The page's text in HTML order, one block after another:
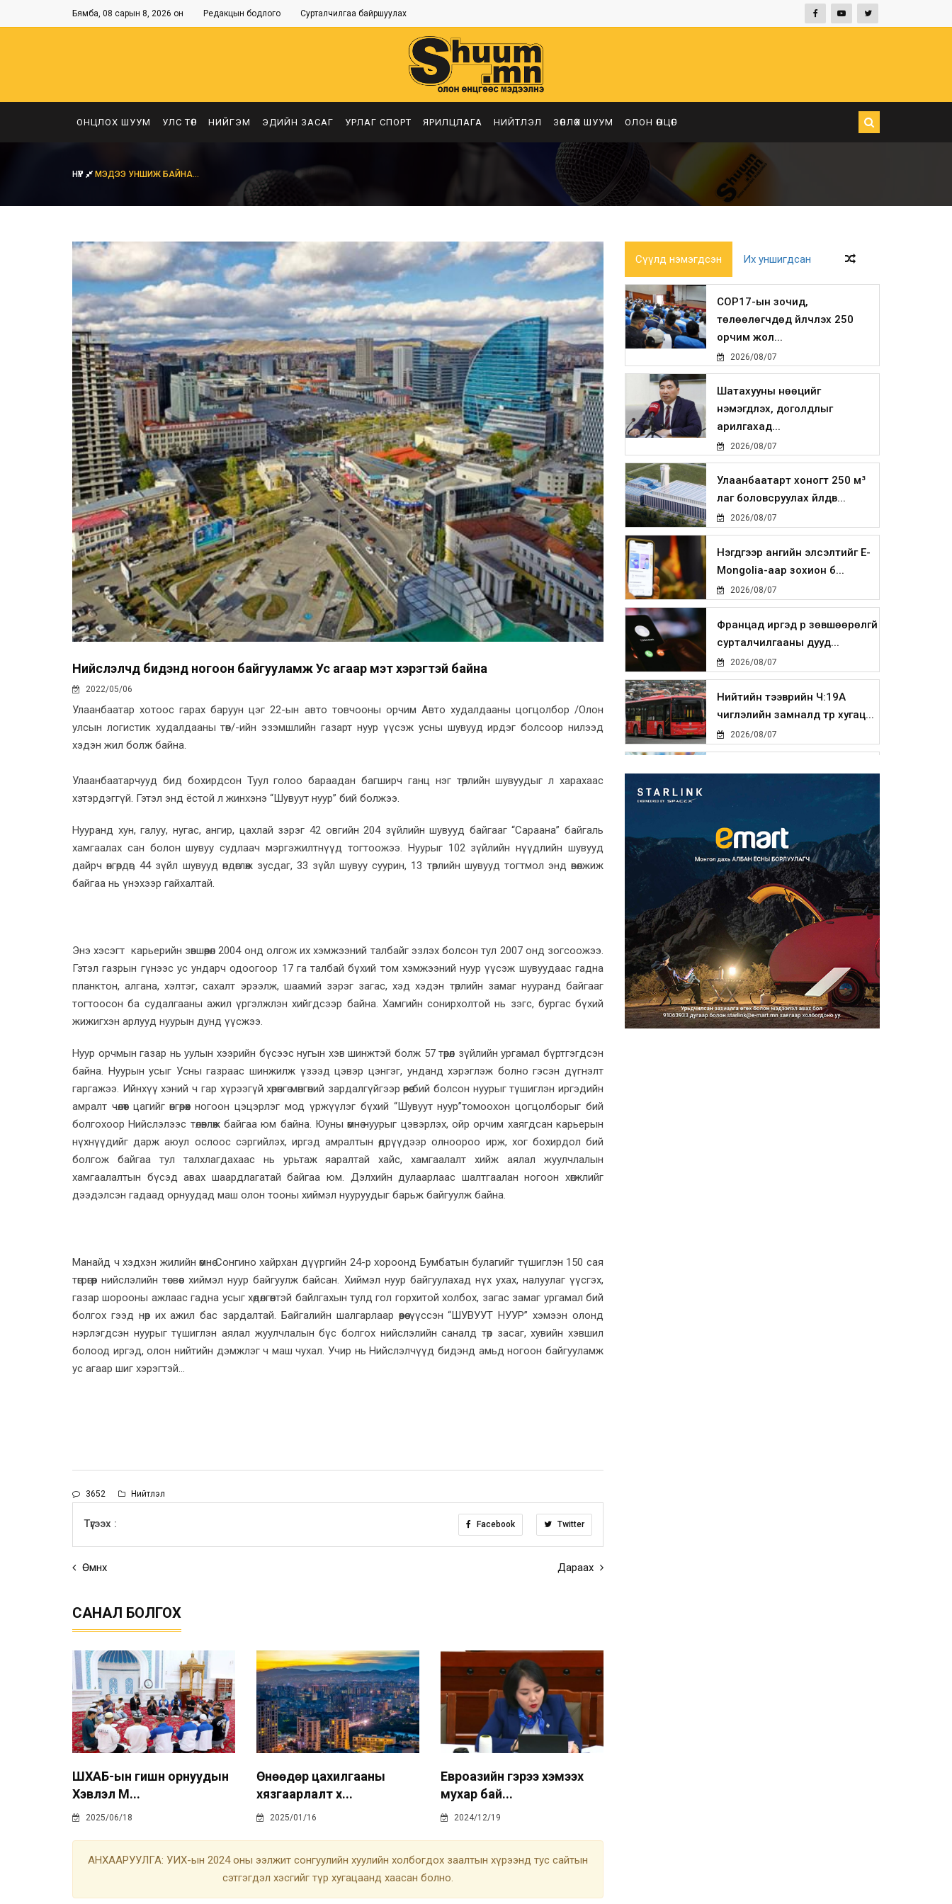
Бямба, 08 сарын 8, 2026 он Редакцын бодлого Сурталчилгаа байршуулах
ОНЦЛОХ ШУУМ УЛС ТӨР НИЙГЭМ ЭДИЙН ЗАСАГ УРЛАГ СПОРТ ЯРИЛЦЛАГА НИЙТЛЭЛ ЗӨВЛӨХ ШУУМ ОЛОН ӨНЦӨГ
НҮҮР МЭДЭЭ УНШИЖ БАЙНА...
Нийслэлчүүд бидэнд ногоон байгууламж Ус агаар мэт хэрэгтэй байна
2022/05/06
Улаанбаатар хотоос гарах баруун цэг 22-ын авто товчооны орчим Авто худалдааны цогцолбор /Олон
улсын логистик худалдааны төв/-ийн эзэмшлийн газарт нуур үүсэж усны шувууд ирдэг болсоор нилээд
хэдэн жил болж байна.
Улаанбаатарчууд бид бохирдсон Туул голоо бараадан багширч ганц нэг төрлийн шувуудыг л харахаас
хэтэрдэггүй. Гэтэл энд ёстой л жинхэнэ “Шувуут нуур” бий болжээ.
Нууранд хун, галуу, нугас, ангир, цахлай зэрэг 42 овгийн 204 зүйлийн шувууд байгааг “Сараана” байгаль
хамгаалах сан болон шувуу судлаач мэргэжилтнүүд тогтоожээ. Нуурыг 102 зүйлийн нүүдлийн шувууд
дайрч өнгөрдөг, 44 зүйл шувууд өндөглөж зусдаг, 33 зүйл шувуу суурин, 13 төрлийн шувууд тогтмол энд өвөлжиж
байгаа нь үнэхээр гайхалтай.
Энэ хэсэгт карьерийн зөвшөөрөл 2004 онд олгож их хэмжээний талбайг эзлэх болсон тул 2007 онд зогсоожээ.
Гэтэл газрын гүнээс ус ундарч одоогоор 17 га талбай бүхий том хэмжээний нуур үүсэж шувуудаас гадна
планктон, алгана, хэлтэг, сахалт эрээлж, шаамий зэрэг загас, хэд хэдэн төрлийн замаг нууранд байгааг
тогтоосон ба судалгааны ажил үргэлжлэн хийгдсээр байна. Хамгийн сонирхолтой нь зэгс, бургас бүхий
жижигхэн арлууд нуурын дунд үүсжээ.
Нуур орчмын газар нь уулын хээрийн бүсээс нугын хэв шинжтэй болж 57 төрөл зүйлийн ургамал бүртгэгдсэн
байна. Нуурын усыг Усны газраас шинжилж үзээд цэвэр цэнгэг, унданд хэрэглэж болно гэсэн дүгнэлт
гаргажээ. Ийнхүү хэний ч гар хүрээгүй хөрөнгө мөнгөний зардалгүйгээр өөрөө бий болсон нуурыг түшиглэн иргэдийн
амралт чөлөөт цагийг өнгөрөөх ногоон цэцэрлэг мод үржүүлэг бүхий “Шувуут нуур”томоохон цогцолборыг бий
болгохоор Нийслэлээс төлөвлөж байгаа юм байна. Юуны өмнө нуурыг цэвэрлэх, ойр орчим хаягдсан карьерын
нүхнүүдийг дарж аюул ослоос сэргийлэх, иргэд амралтын өдрүүдээр олноороо ирж, хог бохирдол бий
болгож байгаа тул талхлагдахаас нь урьтаж яаралтай хайс, хамгаалалт хийж аялал жуулчлалын
хамгаалалтын бүсэд авах шаардлагатай байгаа юм. Дэлхийн дулаарлаас шалтгаалан ногоон хөгжлийг
дээдэлсэн гадаад орнуудад маш олон тооны хиймэл нууруудыг барьж байгуулж байна.
Манайд ч хэдхэн жилийн өмнө Сонгино хайрхан дүүргийн 24-р хороонд Бумбатын булагийг түшиглэн 150 сая
төгрөгөөр нийслэлийн төсвөөс хиймэл нуур байгуулж байсан. Хиймэл нуур байгуулахад нүх ухах, налуулаг үүсгэх,
газар шорооны ажлаас гадна усыг хөдөлгөөнтэй байлгахын тулд гол горхитой холбох, загас замаг ургамал бий
болгох гээд нөр их ажил бас зардалтай. Байгалийн шалгарлаар өөрөө үүссэн “ШУВУУТ НУУР” хэмээн олонд
нэрлэгдсэн нуурыг түшиглэн аялал жуулчлалын бүс болгох нийслэлийн саналд төр засаг, хувийн хэвшил
болоод иргэд, олон нийтийн дэмжлэг ч маш чухал. Учир нь Нийслэлчүүд бидэнд амьд ногоон байгууламж
ус агаар шиг хэрэгтэй...
3652 Нийтлэл
Түгээх : Facebook Twitter
Өмнөх Дараах
САНАЛ БОЛГОХ
ШХАБ-ын гишүүн орнуудын
Хэвлэл М...
2025/06/18
Өнөөдөр цахилгааны
хязгаарлалт х...
2025/01/16
Евроазийн гэрээ хэмээх
мухар бай...
2024/12/19
АНХААРУУЛГА: УИХ-ын 2024 оны ээлжит сонгуулийн хуулийн холбогдох заалтын хүрээнд тус сайтын
сэтгэгдэл хэсгийг түр хугацаанд хаасан болно.
Сүүлд нэмэгдсэн Их уншигдсан
COP17-ын зочид,
төлөөлөгчдөд үйлчлэх 250
орчим жол...
2026/08/07
Шатахууны нөөцийг
нэмэгдүүлэх, доголдлыг
арилгахад...
2026/08/07
Улаанбаатарт хоногт 250 м³
лаг боловсруулах үйлдв...
2026/08/07
Нэгдүгээр ангийн элсэлтийг E-
Mongolia-аар зохион б...
2026/08/07
Францад иргэд рүү зөвшөөрөлгүй
сурталчилгааны дууд...
2026/08/07
Нийтийн тээврийн Ч:19А
чиглэлийн замналд түр хугац...
2026/08/07
2026/08/07
Улаанбаатарт өдөртөө 30 хэм
дулаан
2026/08/07
Улсын чанартай хатуу
хучилттай авто замын талаас
и...
2026/08/06
Засгийн газар энэ оныг
дуустал санхүүгийн хэмнэлти...